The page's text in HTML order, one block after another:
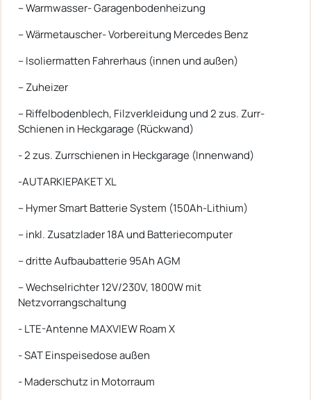
-- Warmwasser- Garagenbodenheizung
-- Wärmetauscher- Vorbereitung Mercedes Benz
-- Isoliermatten Fahrerhaus (innen und außen)
-- Zuheizer
-- Riffelbodenblech, Filzverkleidung und 2 zus. Zurr-
Schienen in Heckgarage (Rückwand)
- 2 zus. Zurrschienen in Heckgarage (Innenwand)
-AUTARKIEPAKET XL
-- Hymer Smart Batterie System (150Ah-Lithium)
-- inkl. Zusatzlader 18A und Batteriecomputer
-- dritte Aufbaubatterie 95Ah AGM
-- Wechselrichter 12V/230V, 1800W mit
Netzvorrangschaltung
- LTE-Antenne MAXVIEW Roam X
- SAT Einspeisedose außen
- Maderschutz in Motorraum